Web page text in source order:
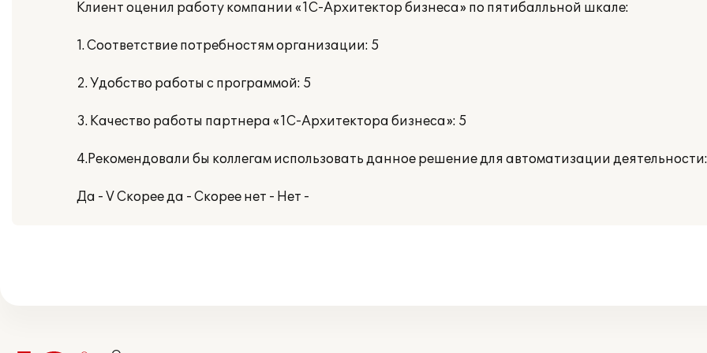
Клиент оценил работу компании «1С-Архитектор бизнеса» по пятибалльной шкале:
1. Соответствие потребностям организации: 5
2. Удобство работы с программой: 5
3. Качество работы партнера «1С-Архитектора бизнеса»: 5
4.Рекомендовали бы коллегам использовать данное решение для автоматизации деятельности:
Да - V Скорее да - Скорее нет - Нет -